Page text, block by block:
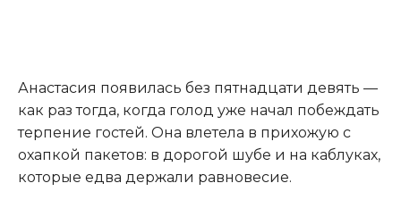
Анастасия появилась без пятнадцати девять —
как раз тогда, когда голод уже начал побеждать
терпение гостей. Она влетела в прихожую с
охапкой пакетов: в дорогой шубе и на каблуках,
которые едва держали равновесие.